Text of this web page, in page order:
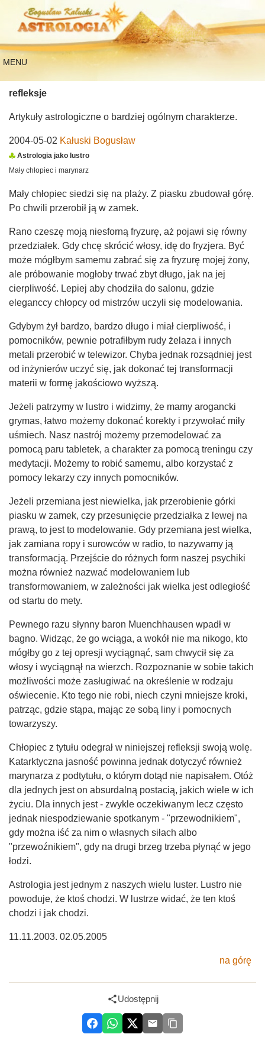
MENU
refleksje
Artykuły astrologiczne o bardziej ogólnym charakterze.
2004-05-02 Kałuski Bogusław
Astrologia jako lustro
Mały chłopiec i marynarz
Mały chłopiec siedzi się na plaży. Z piasku zbudował górę.
Po chwili przerobił ją w zamek.
Rano czeszę moją niesforną fryzurę, aż pojawi się równy
przedziałek. Gdy chcę skrócić włosy, idę do fryzjera. Być
może mógłbym samemu zabrać się za fryzurę mojej żony,
ale próbowanie mogłoby trwać zbyt długo, jak na jej
cierpliwość. Lepiej aby chodziła do salonu, gdzie
eleganccy chłopcy od mistrzów uczyli się modelowania.
Gdybym żył bardzo, bardzo długo i miał cierpliwość, i
pomocników, pewnie potrafiłbym rudy żelaza i innych
metali przerobić w telewizor. Chyba jednak rozsądniej jest
od inżynierów uczyć się, jak dokonać tej transformacji
materii w formę jakościowo wyższą.
Jeżeli patrzymy w lustro i widzimy, że mamy arogancki
grymas, łatwo możemy dokonać korekty i przywołać miły
uśmiech. Nasz nastrój możemy przemodelować za
pomocą paru tabletek, a charakter za pomocą treningu czy
medytacji. Możemy to robić samemu, albo korzystać z
pomocy lekarzy czy innych pomocników.
Jeżeli przemiana jest niewielka, jak przerobienie górki
piasku w zamek, czy przesunięcie przedziałka z lewej na
prawą, to jest to modelowanie. Gdy przemiana jest wielka,
jak zamiana ropy i surowców w radio, to nazywamy ją
transformacją. Przejście do różnych form naszej psychiki
można również nazwać modelowaniem lub
transformowaniem, w zależności jak wielka jest odległość
od startu do mety.
Pewnego razu słynny baron Muenchhausen wpadł w
bagno. Widząc, że go wciąga, a wokół nie ma nikogo, kto
mógłby go z tej opresji wyciągnąć, sam chwycił się za
włosy i wyciągnął na wierzch. Rozpoznanie w sobie takich
możliwości może zasługiwać na określenie w rodzaju
oświecenie. Kto tego nie robi, niech czyni mniejsze kroki,
patrząc, gdzie stąpa, mając ze sobą liny i pomocnych
towarzyszy.
Chłopiec z tytułu odegrał w niniejszej refleksji swoją wolę.
Katarktyczna jasność powinna jednak dotyczyć również
marynarza z podtytułu, o którym dotąd nie napisałem. Otóż
dla jednych jest on absurdalną postacią, jakich wiele w ich
życiu. Dla innych jest - zwykle oczekiwanym lecz często
jednak niespodziewanie spotkanym - "przewodnikiem",
gdy można iść za nim o własnych siłach albo
"przewoźnikiem", gdy na drugi brzeg trzeba płynąć w jego
łodzi.
Astrologia jest jednym z naszych wielu luster. Lustro nie
powoduje, że ktoś chodzi. W lustrze widać, że ten ktoś
chodzi i jak chodzi.
11.11.2003. 02.05.2005
na górę
Udostępnij